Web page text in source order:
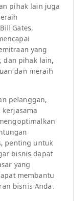
pihak lain juga
Gates,
yang
dan pihak lain,
dan meraih
pelanggan,
penting untuk
bisnis dapat
yang
membantu
bisnis Anda.